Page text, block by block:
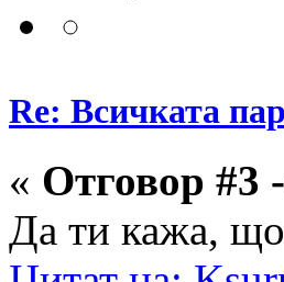
Re: Всичката
« Отговор #3
Да ти кажа,